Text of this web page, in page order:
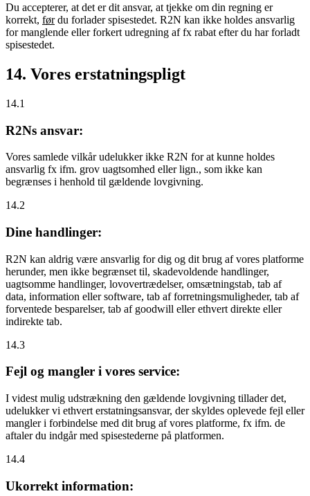
Du accepterer, at det er dit ansvar, at tjekke om din regning er
korrekt, førdu forlader spisestedet. R2N kan ikke holdes ansvarlig
for manglende eller forkert udregning af fx rabat efter du har forladt
spisestedet.
14. Vores erstatningspligt
14.1
R2Ns ansvar:
Vores samlede vilkår udelukker ikke R2N for at kunne holdes
ansvarlig fx ifm. grov uagtsomhed eller lign., som ikke kan
begrænses i henhold til gældende lovgivning.
14.2
Dine handlinger:
R2N kan aldrig være ansvarlig for dig og dit brug af vores platforme
herunder, men ikke begrænset til, skadevoldende handlinger,
uagtsomme handlinger, lovovertrædelser, omsætningstab, tab af
data, information eller software, tab af forretningsmuligheder, tab af
forventede besparelser, tab af goodwill eller ethvert direkte eller
indirekte tab.
14.3
Fejl og mangler i vores service:
I videst mulig udstrækning den gældende lovgivning tillader det,
udelukker vi ethvert erstatningsansvar, der skyldes oplevede fejl eller
mangler i forbindelse med dit brug af vores platforme, fx ifm. de
aftaler du indgår med spisestederne på platformen.
14.4
Ukorrekt information: